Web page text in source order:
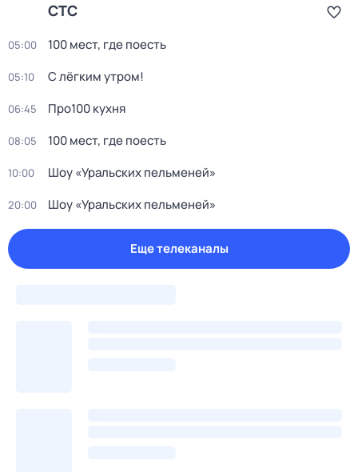
СТС
05:00 100 мест, где поесть
05:10 С лёгким утром!
06:45 Про100 кухня
08:05 100 мест, где поесть
10:00 Шоу «Уральских пельменей»
20:00 Шоу «Уральских пельменей»
Еще телеканалы